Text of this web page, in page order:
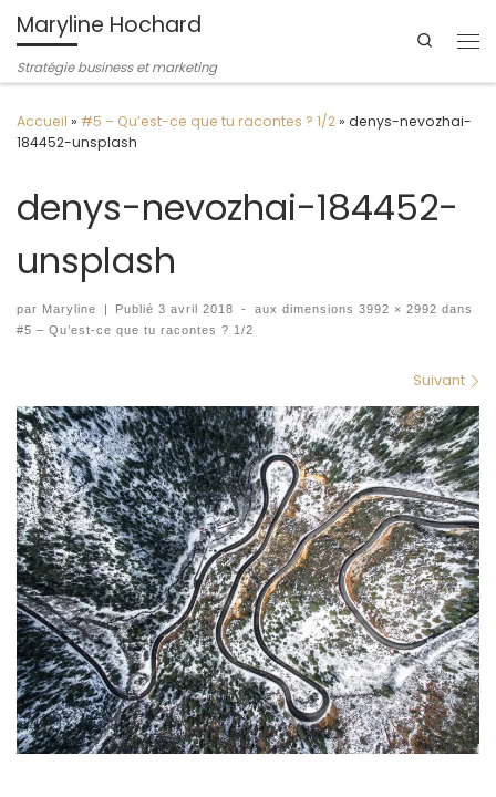
Passer au contenu
Maryline Hochard
Stratégie business et marketing
Search
Accueil » #5 – Qu’est-ce que tu racontes ? 1/2» denys-nevozhai-
184452-unsplash
denys-nevozhai-184452-
unsplash
par Maryline Publié3 avril 2018 - aux dimensions 3992 × 2992 dans
#5 – Qu’est-ce que tu racontes ? 1/2
Suivant